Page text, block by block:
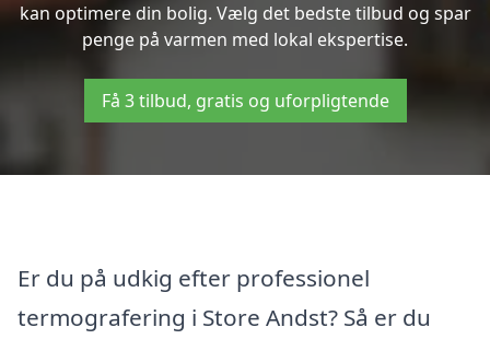
kan optimere din bolig. Vælg det bedste tilbud og spar
penge på varmen med lokal ekspertise.
Få 3 tilbud, gratis og uforpligtende
Er du på udkig efter professionel
termografering i Store Andst? Så er du